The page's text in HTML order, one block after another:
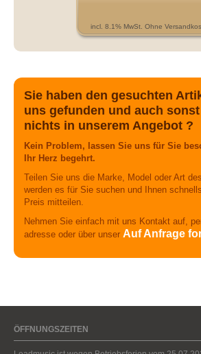
incl. 8.1% MwSt. Ohne
Sie haben den gesuchten
uns gefunden und auch
nichts in unserem Angebot ?
Kein Problem, lassen Sie uns für Sie
Ihr Herz begehrt.
Teilen Sie uns die Marke, Model oder Art
werden es für Sie suchen und Ihnen
Preis mitteilen.
Nehmen Sie einfach mit uns Kontakt auf,
adresse oder über unser Auf Anfrage
ÖFFNUNGSZEITEN